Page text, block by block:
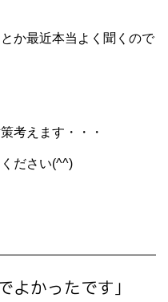
か最近本当よく聞くので
考えます・・・
ださい(^^)
よかったです」